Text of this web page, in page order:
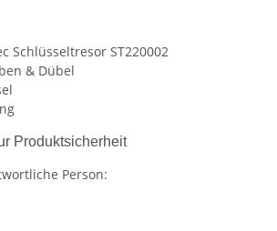
Schlüsseltresor ST220002
& Dübel
Produktsicherheit
Person: